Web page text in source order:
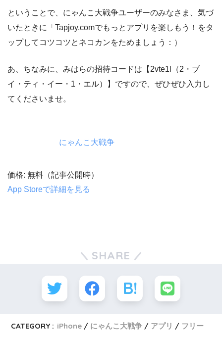
ということで、にゃんこ大戦争ユーザーのみなさま、気づ
いたときに「Tapjoy.comでもっとアプリを楽しもう！をタ
ップしてコツコツとネコカンをためましょう：）
あ、ちなみに、みはらの招待コードは【2vte1l（2・ブ
イ・ティ・イー・1・エル）】ですので、ぜひぜひ入力し
てくださいませ。
にゃんこ大戦争
価格: 無料（記事公開時）
App Storeで詳細を見る
SHARE
CATEGORY : iPhone にゃんこ大戦争 アプリ フリー